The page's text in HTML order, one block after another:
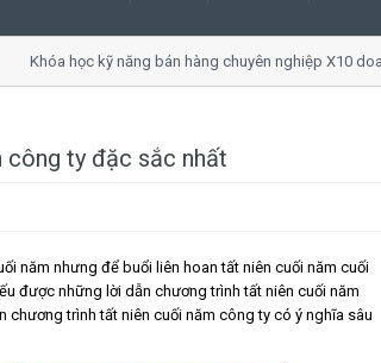
học kỹ năng bán hàng chuyên nghiệp X10 doanh số
công ty đặc sắc nhất
năm nhưng để buổi liên hoan tất niên cuối năm cuối
được những lời dẫn chương trình tất niên cuối năm
chương trình tất niên cuối năm công ty có ý nghĩa sâu